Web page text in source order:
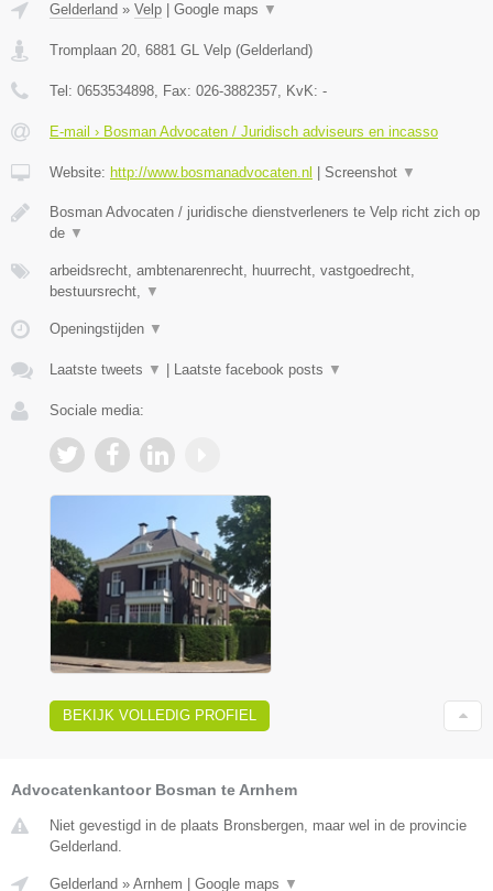
Gelderland » Velp Google maps ▼
Tromplaan 20, 6881 GL Velp (Gelderland)
Tel: 0653534898, Fax: 026-3882357, KvK: -
E-mail › Bosman Advocaten / Juridisch adviseurs en incasso
Website: http://www.bosmanadvocaten.nl Screenshot ▼
Bosman Advocaten / juridische dienstverleners te Velp richt zich op
de ▼
arbeidsrecht, ambtenarenrecht, huurrecht, vastgoedrecht,
bestuursrecht, ▼
Openingstijden ▼
Laatste tweets ▼ Laatste facebook posts ▼
Sociale media:
BEKIJK VOLLEDIG PROFIEL
Advocatenkantoor Bosman te Arnhem
Niet gevestigd in de plaats Bronsbergen, maar wel in de provincie
Gelderland.
Gelderland » Arnhem | Google maps ▼